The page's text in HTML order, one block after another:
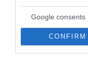
Google consents
CONFIRM